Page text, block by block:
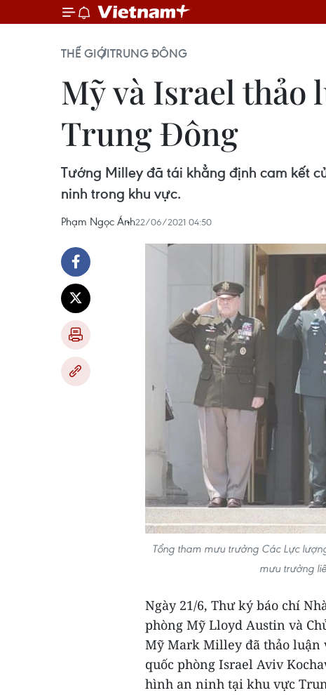
THẾ GIỚITRUNG ĐÔNG
Mỹ và Israel thảo
Trung Đông
Tướng Milley đã tái khẳng định cam kết
ninh trong khu vực.
Phạm Ngọc Ánh22/06/2021 04:50
Tổng tham mưu trưởng Các Lực
mưu trưởng
Ngày 21/6, Thư ký báo chí
phòng Mỹ Lloyd Austin và
Mỹ Mark Milley đã thảo luận
quốc phòng Israel Aviv
hình an ninh tại khu vực